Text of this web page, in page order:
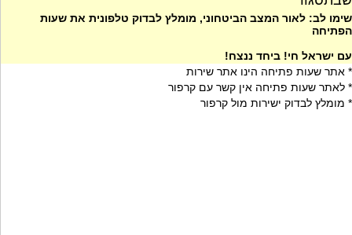
שימו לב: לאור המצב הביטחוני, מומלץ לבדוק טלפונית את שעות
הפתיחה
עם ישראל חי! ביחד ננצח!
* אתר שעות פתיחה הינו אתר שירות
* לאתר שעות פתיחה אין קשר עם קרפור
* מומלץ לבדוק ישירות מול קרפור